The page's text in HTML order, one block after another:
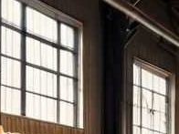
Рыбная Запеканка:
Семьи